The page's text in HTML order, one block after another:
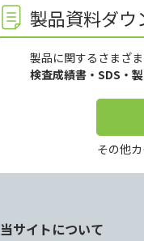
製品資料ダウ
製品に関するさまざ
検査成績書・SDS・
その他
当サイトについて